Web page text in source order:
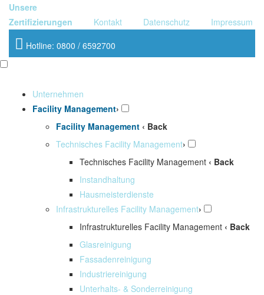
Unsere
Zertifizierungen
Kontakt Datenschutz
Impressum
Hotline: 0800 / 6592700
Unternehmen
Facility Management›
Facility Management ‹ Back
Technisches Facility Management›
Technisches Facility Management ‹ Back
Instandhaltung
Hausmeisterdienste
Infrastrukturelles Facility Management›
Infrastrukturelles Facility Management ‹ Back
Glasreinigung
Fassadenreinigung
Industriereinigung
Unterhalts- & Sonderreinigung